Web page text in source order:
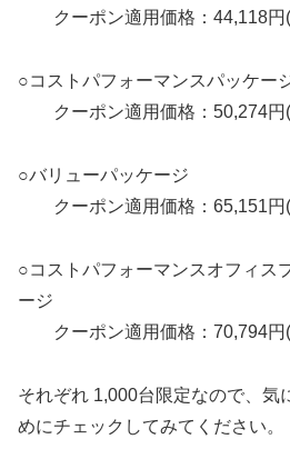
クーポン適用価格：44,118円
○コストパフォーマンスパッケー
クーポン適用価格：50,274円
○バリューパッケージ
クーポン適用価格：65,151円
○コストパフォーマンスオフィス
ージ
クーポン適用価格：70,794円
それぞれ 1,000台限定なので、気
めにチェックしてみてください。